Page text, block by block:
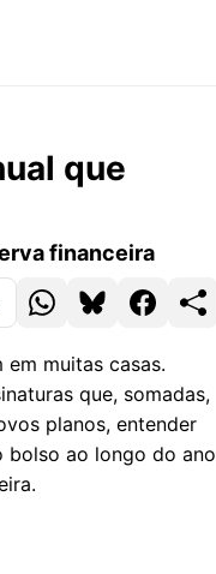
que
financeira
muitas casas.
que, somadas,
planos, entender
bolso ao longo do ano